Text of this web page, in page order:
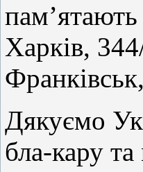
Харків,
Дякуємо
бла-кару